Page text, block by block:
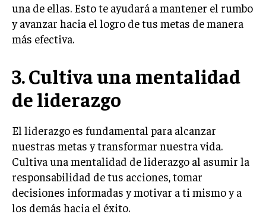
una de ellas. Esto te ayudará a mantener el rumbo
y avanzar hacia el logro de tus metas de manera
más efectiva.
3. Cultiva una mentalidad
de liderazgo
El liderazgo es fundamental para alcanzar
nuestras metas y transformar nuestra vida.
Cultiva una mentalidad de liderazgo al asumir la
responsabilidad de tus acciones, tomar
decisiones informadas y motivar a ti mismo y a
los demás hacia el éxito.